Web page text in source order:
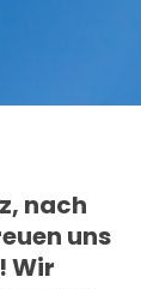
nach
uns
Wir